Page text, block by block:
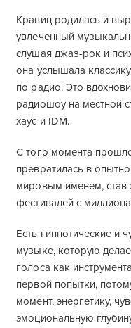
Кравиц родилась и
увлеченный
слушая джаз-рок и
она услышала
по радио. Это
радиошоу на местной
хаус и IDM.
С того момента
превратилась в
мировым именем, став
фестивалей с
Есть гипнотические и
музыке, которую
голоса как
первой попытки,
момент, энергетику,
эмоциональную